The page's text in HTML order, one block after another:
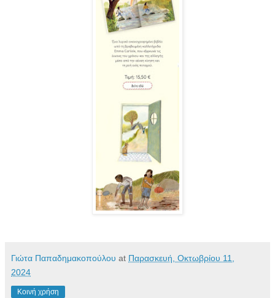
Γιώτα Παπαδημακοπούλου at Παρασκευή, Οκτωβρίου 11,
2024
Κοινή χρήση